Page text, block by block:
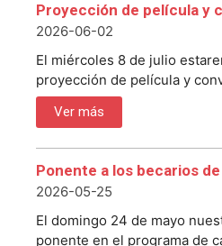
Proyección de película y
2026-06-02
El miércoles 8 de julio
proyección de película y
Ver más
Ponente a los becarios
2026-05-25
El domingo 24 de mayo
ponente en el programa de